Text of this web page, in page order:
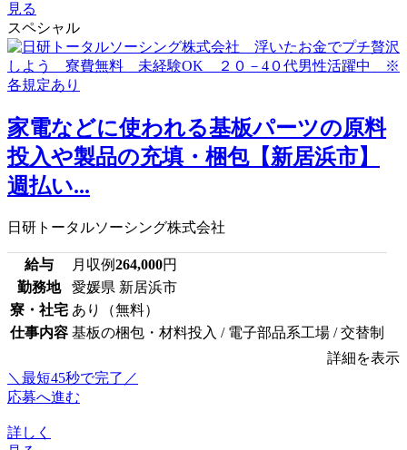
見る
スペシャル
家電などに使われる基板パーツの原料
投入や製品の充填・梱包【新居浜市】
週払い...
日研トータルソーシング株式会社
給与 月収例264,000円
勤務地
愛媛県 新居浜市
寮・社宅 あり（無料）
仕事内容 基板の梱包・材料投入 / 電子部品系工場 / 交替制
詳細を表示
＼最短45秒で完了／
応募へ進む
詳しく